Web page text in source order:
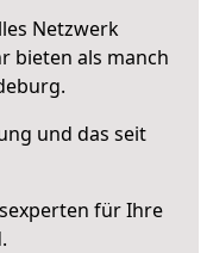
Netzwerk
bieten als manch
und das seit
für Ihre